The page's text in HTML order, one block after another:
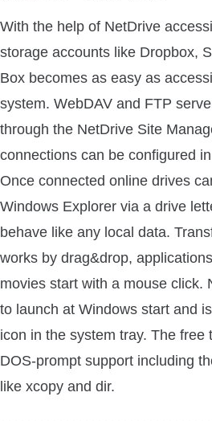
With the help of NetDrive
storage accounts like Dropbox,
Box becomes as easy as
system. WebDAV and FTP
through the NetDrive Site
connections can be configured
Once connected online drives
Windows Explorer via a drive
behave like any local data.
works by drag&drop,
movies start with a mouse click.
to launch at Windows start and
icon in the system tray. The free
DOS-prompt support including
like xcopy and dir.